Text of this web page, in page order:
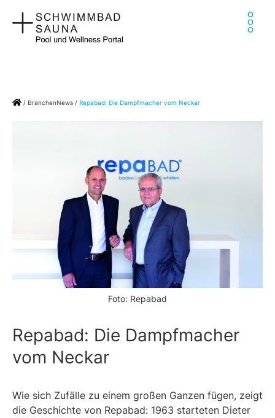
Inhalt
springen
Home
/ BranchenNews / Repabad: Die Dampfmacher vom Neckar
Foto: Repabad
Repabad: Die Dampfmacher
vom Neckar
Wie sich Zufälle zu einem großen Ganzen fügen, zeigt
die Geschichte von Repabad: 1963 starteten Dieter